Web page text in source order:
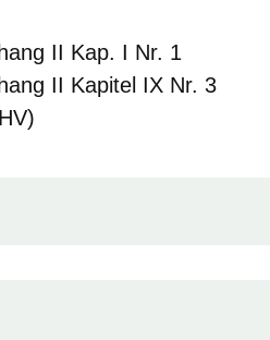
II Kap. I Nr. 1
II Kapitel IX Nr. 3